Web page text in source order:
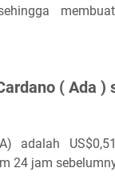
( Ada
adalah
24 jam